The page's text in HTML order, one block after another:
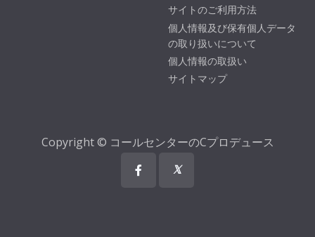
サイトのご利用方法
個人情報及び保有個人データ
の取り扱いについて
個人情報の取扱い
サイトマップ
Copyright © コールセンターのCプロデュース